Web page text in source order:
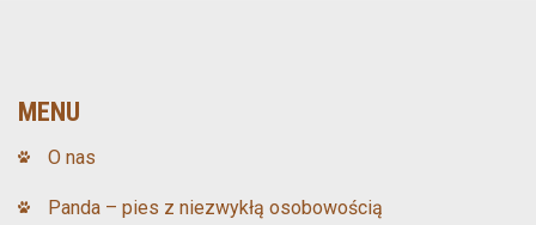
MENU
O nas
Panda – pies z niezwykłą osobowością